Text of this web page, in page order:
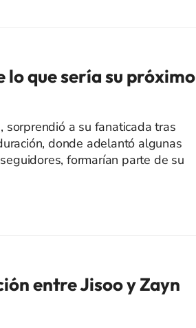
que sería su próximo
sorprendió a su fanaticada tras
donde adelantó algunas
formarían parte de su
entre Jisoo y Zayn